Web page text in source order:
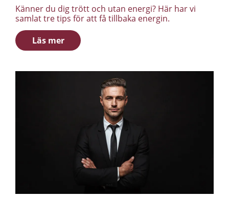
Känner du dig trött och utan energi? Här har vi
samlat tre tips för att få tillbaka energin.
Läs mer